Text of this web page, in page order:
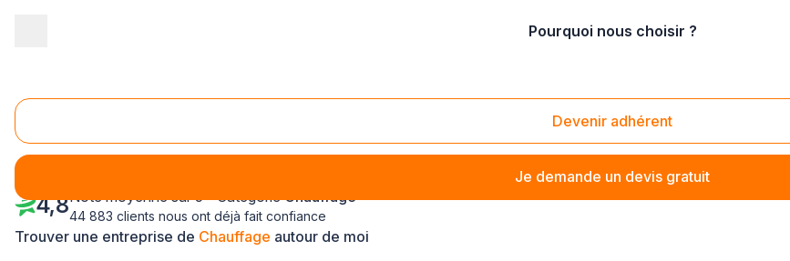
Pourquoi nous choisir ?
Devenir adhérent
Je demande un devis gratuit
Chauffage Mulhouse (68200)
Trouver une entreprise de Chauffage autour de moi
4,8Note moyenne sur 5 - CatégorieChauffage
44 883 clients nous ont déjà fait confiance